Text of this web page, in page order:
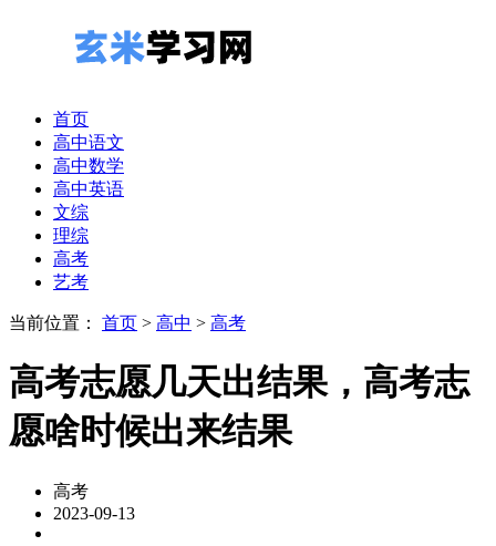
首页
高中语文
高中数学
高中英语
文综
理综
高考
艺考
当前位置： 首页 > 高中 > 高考
高考志愿几天出结果，高考志
愿啥时候出来结果
高考
2023-09-13